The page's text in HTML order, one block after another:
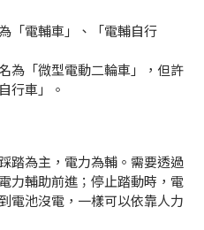
「電輔車」、「電輔自行
為「微型電動二輪車」，但許
行車」。
踏為主，電力為輔。需要透過
力輔助前進；停止踏動時，電
電池沒電，一樣可以依靠人力